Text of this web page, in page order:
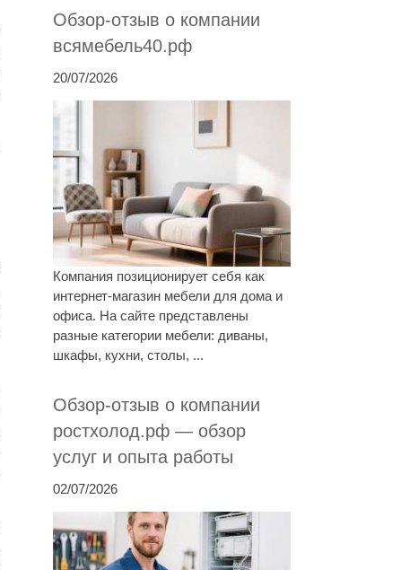
Обзор-отзыв о компании
всямебель40.рф
20/07/2026
Компания позиционирует себя как
интернет-магазин мебели для дома и
офиса. На сайте представлены
разные категории мебели: диваны,
шкафы, кухни, столы, ...
Обзор-отзыв о компании
ростхолод.рф — обзор
услуг и опыта работы
02/07/2026